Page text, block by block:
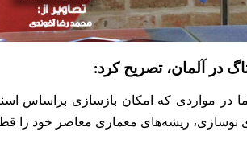
در آلمان، تصریح کرد:
در مواردی که امکان بازسازی براساس
نوسازی، ریشه‌های معماری معاصر خود را